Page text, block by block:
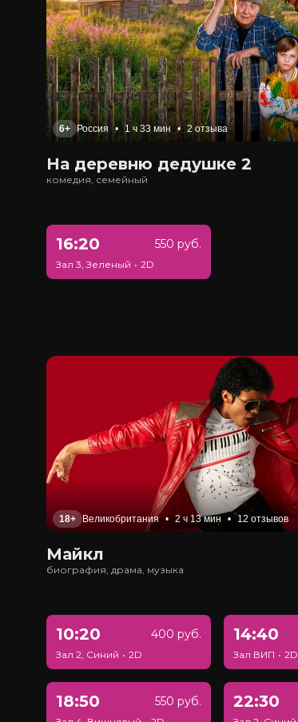
6+ Россия • 1 ч 33 мин • 2 отзыва
На деревню дедушке 2
комедия, семейный
16:20 550 руб.
Зал 3, Зеленый • 2D
18+ Великобритания • 2 ч 13 мин • 12 отзывов
Майкл
биография, драма, музыка
10:20 400 руб.
Зал 2, Синий • 2D
14:40
Зал ВИП • 2D
18:50 550 руб. 22:30